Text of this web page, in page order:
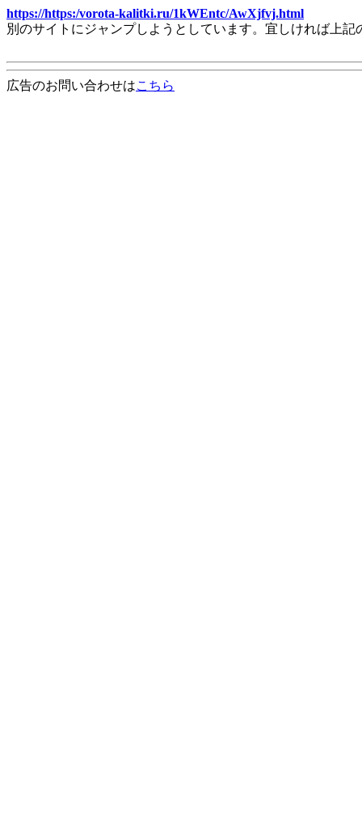
https://https:/vorota-kalitki.ru/1kWEntc/AwXjfvj.html
別のサイトにジャンプしようとしています。宜しければ上
広告のお問い合わせはこちら